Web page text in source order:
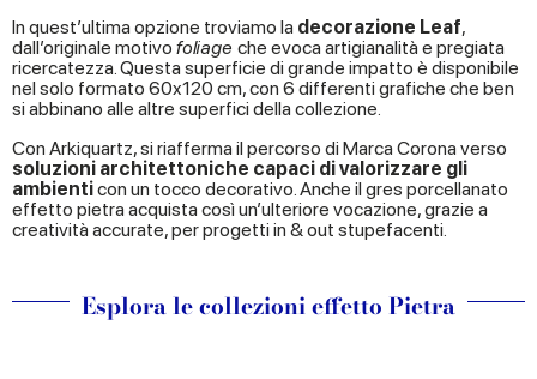
In quest’ultima opzione troviamo la decorazione Leaf,
dall’originale motivo foliage che evoca artigianalità e pregiata
ricercatezza. Questa superficie di grande impatto è disponibile
nel solo formato 60x120 cm, con 6 differenti grafiche che ben
si abbinano alle altre superfici della collezione.
Con Arkiquartz, si riafferma il percorso di Marca Corona verso
soluzioni architettoniche capaci di valorizzare gli
ambienticon un tocco decorativo. Anche il gres porcellanato
effetto pietra acquista così un’ulteriore vocazione, grazie a
creatività accurate, per progetti in & out stupefacenti.
Esplora le collezioni effetto Pietra